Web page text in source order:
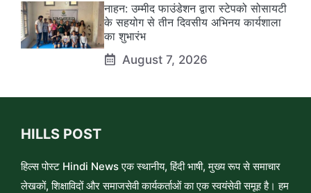
नाहन: उम्मीद फाउंडेशन द्वारा स्टेपको सोसायटी
के सहयोग से तीन दिवसीय अभिनय कार्यशाला
का शुभारंभ
August 7, 2026
HILLS POST
हिल्स पोस्ट Hindi News एक स्थानीय, हिंदी भाषी, मुख्य रूप से समाचार
लेखकों, शिक्षाविदों और समाजसेवी कार्यकर्ताओं का एक स्वयंसेवी समूह है। हम